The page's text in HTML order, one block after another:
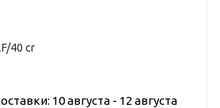
40 cr
10 августа - 12 августа